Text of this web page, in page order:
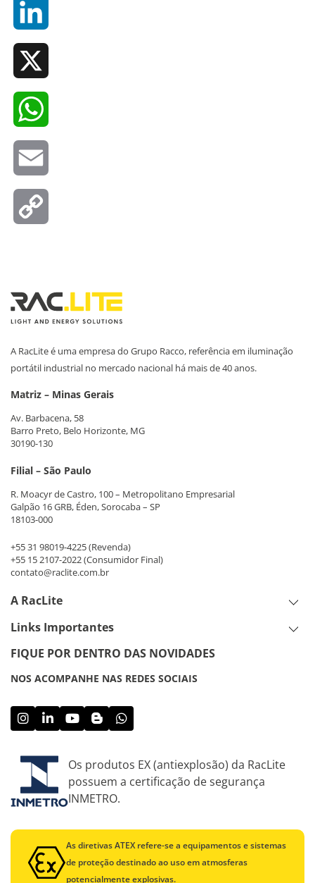
A RacLite é uma empresa do Grupo Racco, referência em iluminação
portátil industrial no mercado nacional há mais de 40 anos.
Matriz – Minas Gerais
Av. Barbacena, 58
Barro Preto, Belo Horizonte, MG
30190-130
Filial – São Paulo
R. Moacyr de Castro, 100 – Metropolitano Empresarial
Galpão 16 GRB, Éden, Sorocaba – SP
18103-000
+55 31 98019-4225(Revenda)
+55 15 2107-2022(Consumidor Final)
contato@raclite.com.br
A RacLite
Links Importantes
FIQUE POR DENTRO DAS NOVIDADES
NOS ACOMPANHE NAS REDES SOCIAIS
Os produtos EX (antiexplosão) da RacLite
possuem a certificação de segurança
INMETRO.
As diretivas ATEX refere-se a equipamentos e sistemas
de proteção destinado ao uso em atmosferas
potencialmente explosivas.